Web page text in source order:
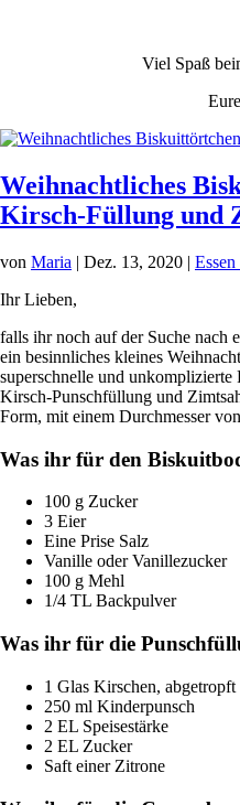
Viel Spaß
Weihnachtliches
Kirsch-Füllung und
von Maria | Dez. 13, 2020 |
Ihr Lieben,
falls ihr noch auf der Suche nach
ein besinnliches kleines
superschnelle und
Kirsch-Punschfüllung und
Form, mit einem Durchmesser
Was ihr für den
100 g Zucker
3 Eier
Eine Prise Salz
Vanille oder Vanillezucker
100 g Mehl
1/4 TL Backpulver
Was ihr für die
1 Glas Kirschen, abgetropft
250 ml Kinderpunsch
2 EL Speisestärke
2 EL Zucker
Saft einer Zitrone